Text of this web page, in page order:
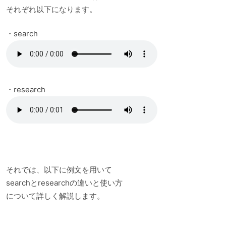
それぞれ以下になります。
・search
・research
それでは、以下に例文を用いて
searchとresearchの違いと使い方
について詳しく解説します。